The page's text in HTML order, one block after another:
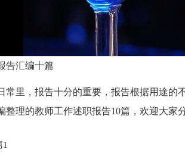
告汇编十篇
常里，报告十分的重要，报告根据用途的
整理的教师工作述职报告10篇，欢迎大家分